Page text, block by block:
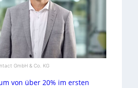
GmbH & Co. KG
von über 20% im ersten